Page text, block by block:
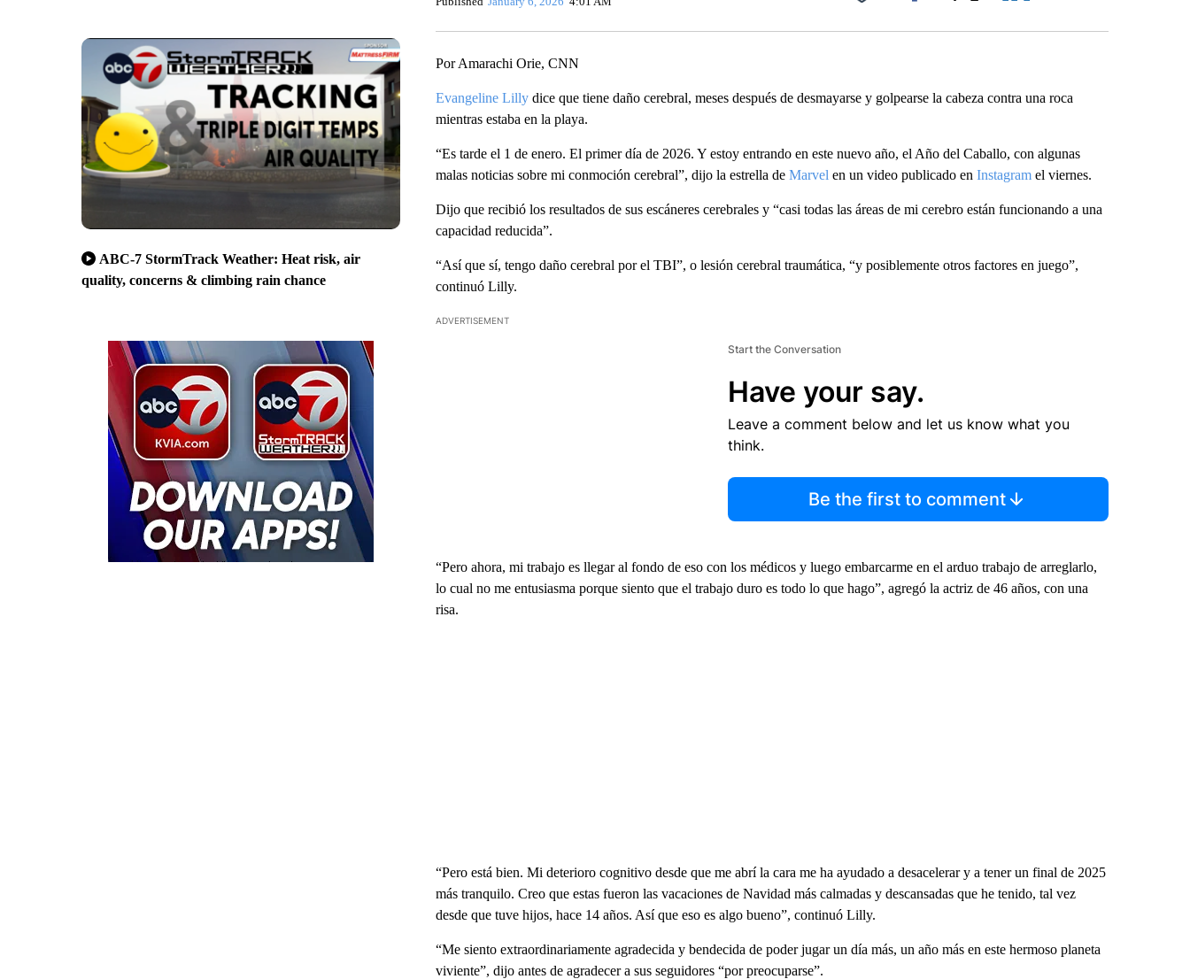
ABC-7 StormTrack Weather: Heat risk, air
quality, concerns & climbing rain chance
Facebook
Por Amarachi Orie, CNN
Evangeline Lillydice que tiene daño cerebral, meses después de desmayarse y golpearse la cabeza contra una roca
mientras estaba en la playa.
“Es tarde el 1 de enero. El primer día de 2026. Y estoy entrando en este nuevo año, el Año del Caballo, con algunas
malas noticias sobre mi conmoción cerebral”, dijo la estrella de Marvel en un video publicado en Instagramel viernes.
Dijo que recibió los resultados de sus escáneres cerebrales y “casi todas las áreas de mi cerebro están funcionando a una
capacidad reducida”.
“Así que sí, tengo daño cerebral por el TBI”, o lesión cerebral traumática, “y posiblemente otros factores en juego”,
continuó Lilly.
ADVERTISEMENT
Start the Conversation
Have your say.
Leave a comment below and let us know what you
think.
Be the first to comment
“Pero ahora, mi trabajo es llegar al fondo de eso con los médicos y luego embarcarme en el arduo trabajo de arreglarlo,
lo cual no me entusiasma porque siento que el trabajo duro es todo lo que hago”, agregó la actriz de 46 años, con una
risa.
“Pero está bien. Mi deterioro cognitivo desde que me abrí la cara me ha ayudado a desacelerar y a tener un final de 2025
más tranquilo. Creo que estas fueron las vacaciones de Navidad más calmadas y descansadas que he tenido, tal vez
desde que tuve hijos, hace 14 años. Así que eso es algo bueno”, continuó Lilly.
“Me siento extraordinariamente agradecida y bendecida de poder jugar un día más, un año más en este hermoso planeta
viviente”, dijo antes de agradecer a sus seguidores “por preocuparse”.